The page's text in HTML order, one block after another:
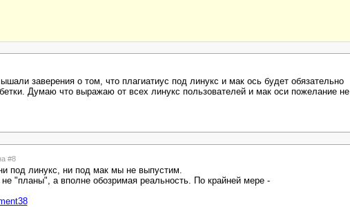
заверения о том, что плагиатиус под линукс и мак ось будет обязательно
Думаю что выражаю от всех линукс пользователей и мак оси пожелание не
#8
под линукс, ни под мак мы не выпустим.
"планы", а вполне обозримая реальность. По крайней мере -